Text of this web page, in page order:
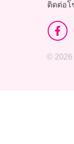
ติดต่อ
©